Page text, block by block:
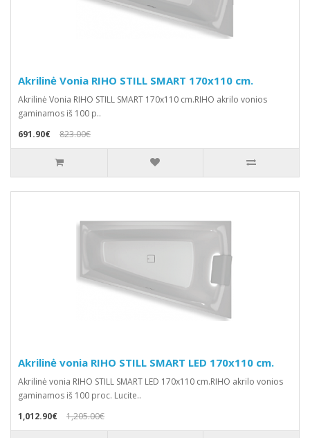
Akrilinė Vonia RIHO STILL SMART 170x110 cm.
Akrilinė Vonia RIHO STILL SMART 170x110 cm.RIHO akrilo vonios
gaminamos iš 100 p..
691.90€
823.00€
Akrilinė vonia RIHO STILL SMART LED 170x110 cm.
Akrilinė vonia RIHO STILL SMART LED 170x110 cm.RIHO akrilo vonios
gaminamos iš 100 proc. Lucite..
1,012.90€
1,205.00€